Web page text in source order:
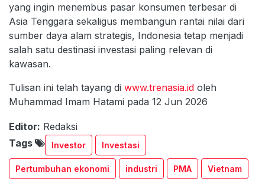
yang ingin menembus pasar konsumen terbesar di
Asia Tenggara sekaligus membangun rantai nilai dari
sumber daya alam strategis, Indonesia tetap menjadi
salah satu destinasi investasi paling relevan di
kawasan.
Tulisan ini telah tayang di www.trenasia.id oleh
Muhammad Imam Hatami pada 12 Jun 2026
Editor: Redaksi
Tags
Investor Investasi
Pertumbuhan ekonomi industri PMA Vietnam